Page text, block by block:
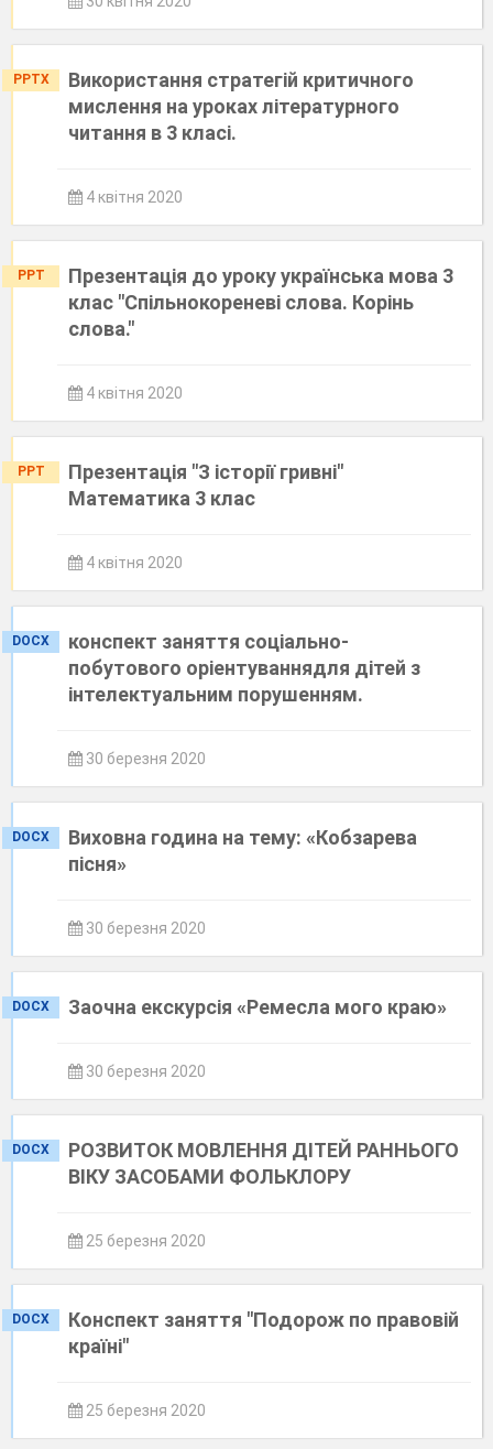
PPTX
Використання стратегій критичного
мислення на уроках літературного
читання в 3 класі.
4 квітня 2020
PPT
Презентація до уроку українська мова 3
клас "Спільнокореневі слова. Корінь
слова."
4 квітня 2020
PPT
Презентація "З історії гривні"
Математика 3 клас
4 квітня 2020
DOCX
конспект заняття соціально-
побутового оріентуваннядля дітей з
інтелектуальним порушенням.
30 березня 2020
DOCX
Виховна година на тему: «Кобзарева
пісня»
30 березня 2020
DOCX Заочна екскурсія «Ремесла мого краю»
30 березня 2020
DOCX
РОЗВИТОК МОВЛЕННЯ ДІТЕЙ РАННЬОГО
ВІКУ ЗАСОБАМИ ФОЛЬКЛОРУ
25 березня 2020
DOCX
Конспект заняття "Подорож по правовій
країні"
25 березня 2020